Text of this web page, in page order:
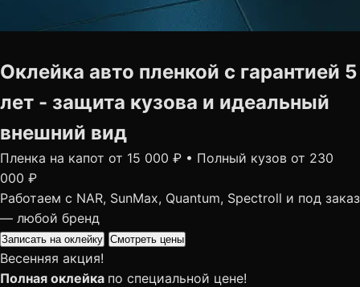
Оклейка авто пленкой с гарантией 5
лет - защита кузова и идеальный
внешний вид
Пленка на капот от 15 000 ₽ • Полный кузов от 230
000 ₽
Работаем с NAR, SunMax, Quantum, Spectroll и под заказ
— любой бренд
Записать на оклейку Смотреть цены
Весенняя акция!
Полная оклейка по специальной цене!